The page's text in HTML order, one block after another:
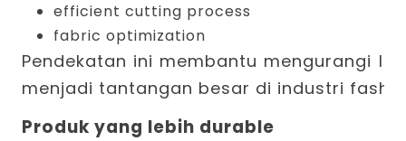
efficient cutting process
fabric optimization
Pendekatan ini membantu mengurangi
menjadi tantangan besar di industri
Produk yang lebih durable